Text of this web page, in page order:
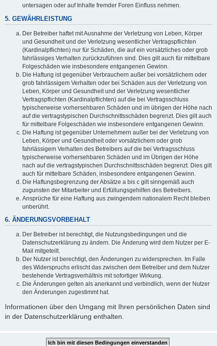
untersagen oder auf Inhalte fremder Foren Einfluss nehmen.
5. GEWÄHRLEISTUNG
Der Betreiber haftet mit Ausnahme der Verletzung von Leben, Körper
und Gesundheit und der Verletzung wesentlicher Vertragspflichten
(Kardinalpflichten) nur für Schäden, die auf ein vorsätzliches oder grob
fahrlässiges Verhalten zurückzuführen sind. Dies gilt auch für mittelbare
Folgeschäden wie insbesondere entgangenen Gewinn.
Die Haftung ist gegenüber Verbrauchern außer bei vorsätzlichem oder
grob fahrlässigem Verhalten oder bei Schäden aus der Verletzung von
Leben, Körper und Gesundheit und der Verletzung wesentlicher
Vertragspflichten (Kardinalpflichten) auf die bei Vertragsschluss
typischerweise vorhersehbaren Schäden und im übrigen der Höhe nach
auf die vertragstypischen Durchschnittsschäden begrenzt. Dies gilt auch
für mittelbare Folgeschäden wie insbesondere entgangenen Gewinn.
Die Haftung ist gegenüber Unternehmern außer bei der Verletzung von
Leben, Körper und Gesundheit oder vorsätzlichem oder grob
fahrlässigem Verhalten des Betreibers auf die bei Vertragsschluss
typischerweise vorhersehbaren Schäden und im Übrigen der Höhe
nach auf die vertragstypischen Durchschnittsschäden begrenzt. Dies gilt
auch für mittelbare Schäden, insbesondere entgangenen Gewinn.
Die Haftungsbegrenzung der Absätze a bis c gilt sinngemäß auch
zugunsten der Mitarbeiter und Erfüllungsgehilfen des Betreibers.
Ansprüche für eine Haftung aus zwingendem nationalem Recht bleiben
unberührt.
6. ÄNDERUNGSVORBEHALT
Der Betreiber ist berechtigt, die Nutzungsbedingungen und die
Datenschutzerklärung zu ändern. Die Änderung wird dem Nutzer per E-
Mail mitgeteilt.
Der Nutzer ist berechtigt, den Änderungen zu widersprechen. Im Falle
des Widerspruchs erlischt das zwischen dem Betreiber und dem Nutzer
bestehende Vertragsverhältnis mit sofortiger Wirkung.
Die Änderungen gelten als anerkannt und verbindlich, wenn der Nutzer
den Änderungen zugestimmt hat.
Informationen über den Umgang mit Ihren persönlichen Daten sind
in der Datenschutzerklärung enthalten.